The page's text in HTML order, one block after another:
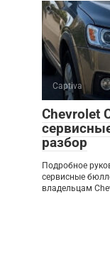
Captiva
Chevrolet
разбор
Подробное
сервисные
владельцам